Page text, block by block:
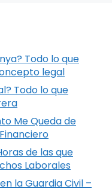
Todo lo que
legal
Todo lo que
Me Queda de
de las que
Laborales
la Guardia Civil –